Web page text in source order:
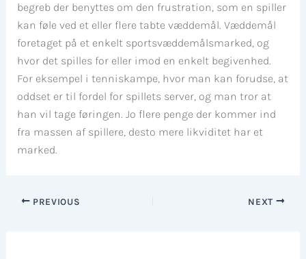
begreb der benyttes om den frustration, som en spiller
kan føle ved et eller flere tabte væddemål. Væddemål
foretaget på et enkelt sportsvæddemålsmarked, og
hvor det spilles for eller imod en enkelt begivenhed.
For eksempel i tenniskampe, hvor man kan forudse, at
oddset er til fordel for spillets server, og man tror ​​at
han vil tage føringen. Jo flere penge der kommer ind
fra massen af ​​spillere, desto mere likviditet har et
marked.
PREVIOUS NEXT